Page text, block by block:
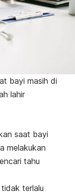
bayi masih di
lahir
saat bayi
melakukan
tahu
terlalu